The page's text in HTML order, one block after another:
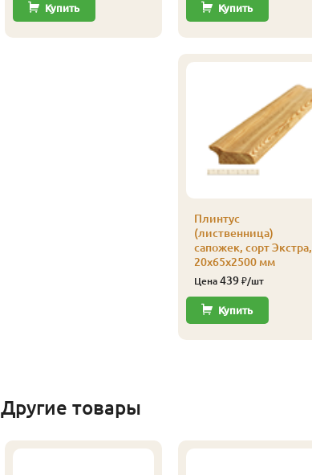
Купить Купить
Плинтус
(лиственница)
сапожек, сорт Экстра,
20х65х2500 мм
Цена 439₽/шт
Купить
Другие товары